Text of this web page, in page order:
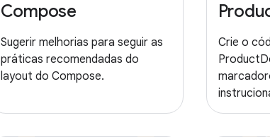
Compose
Sugerir melhorias para seguir as
práticas recomendadas do
layout do Compose.
Crie o
produtos.